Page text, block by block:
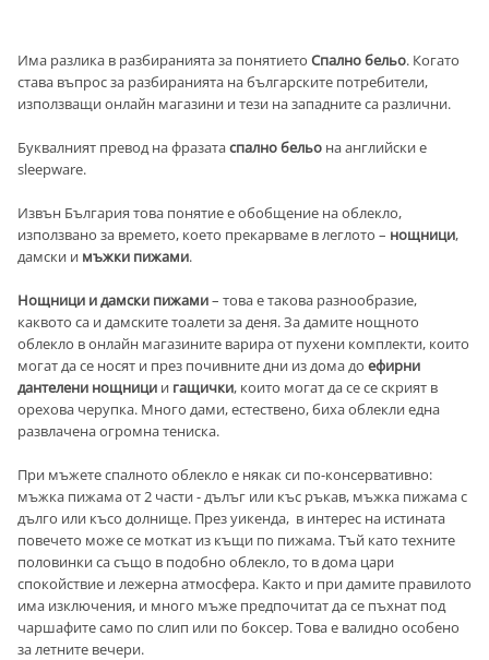
Има разлика в разбиранията за понятието Спално бельо. Когато
става въпрос за разбиранията на българските потребители,
използващи онлайн магазини и тези на западните са различни.
Буквалният превод на фразатаспално бельо на английски е
sleepware.
Извън България това понятие е обобщение на облекло,
използвано за времето, което прекарваме в леглото – нощници,
дамски и мъжки пижами.
Нощници и дамски пижами– това е такова разнообразие,
каквото са и дамските тоалети за деня. За дамите нощното
облекло в онлайн магазините варира от пухени комплекти, които
могат да се носят и през почивните дни из дома до ефирни
дантелени нощници и гащички, които могат да се се скрият в
орехова черупка. Много дами, естествено, биха облекли една
развлачена огромна тениска.
При мъжете спалното облекло е някак си по-консервативно:
мъжка пижама от 2 части - дълъг или къс ръкав, мъжка пижама с
дълго или късо долнище. През уикенда, в интерес на истината
повечето може се моткат из къщи по пижама. Тъй като техните
половинки са също в подобно облекло, то в дома цари
спокойствие и лежерна атмосфера. Както и при дамите правилото
има изключения, и много мъже предпочитат да се пъхнат под
чаршафите само по слип или по боксер. Това е валидно особено
за летните вечери.